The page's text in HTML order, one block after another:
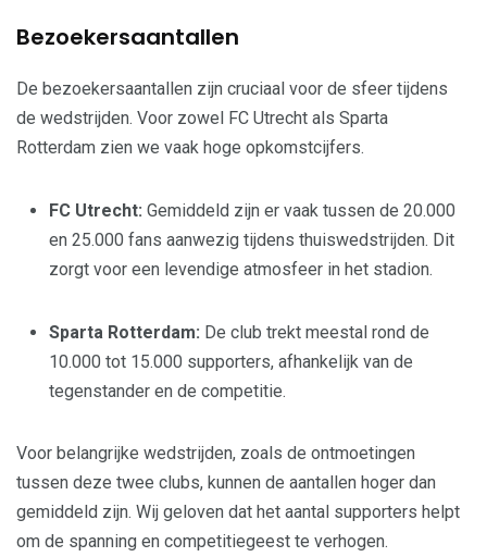
Bezoekersaantallen
De bezoekersaantallen zijn cruciaal voor de sfeer tijdens
de wedstrijden. Voor zowel FC Utrecht als Sparta
Rotterdam zien we vaak hoge opkomstcijfers.
FC Utrecht: Gemiddeld zijn er vaak tussen de 20.000
en 25.000 fans aanwezig tijdens thuiswedstrijden. Dit
zorgt voor een levendige atmosfeer in het stadion.
Sparta Rotterdam: De club trekt meestal rond de
10.000 tot 15.000 supporters, afhankelijk van de
tegenstander en de competitie.
Voor belangrijke wedstrijden, zoals de ontmoetingen
tussen deze twee clubs, kunnen de aantallen hoger dan
gemiddeld zijn. Wij geloven dat het aantal supporters helpt
om de spanning en competitiegeest te verhogen.